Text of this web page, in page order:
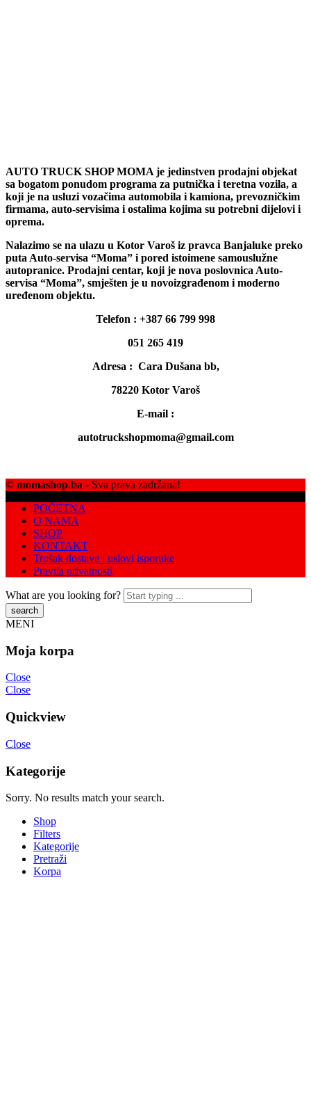
AUTO TRUCK SHOP MOMA je jedinstven prodajni objekat
sa bogatom ponudom programa za putnička i teretna vozila, a
koji je na usluzi vozačima automobila i kamiona, prevozničkim
firmama, auto-servisima i ostalima kojima su potrebni dijelovi i
oprema.
Nalazimo se na ulazu u Kotor Varoš iz pravca Banjaluke preko
puta Auto-servisa “Moma” i pored istoimene samouslužne
autopranice. Prodajni centar, koji je nova poslovnica Auto-
servisa “Moma”, smješten je u novoizgrađenom i moderno
uređenom objektu.
Telefon : +387 66 799 998
051 265 419
Adresa : Cara Dušana bb,
78220 Kotor Varoš
E-mail :
autotruckshopmoma@gmail.com
© momashop.ba - Sva prava zadržana!
POČETNA
O NAMA
SHOP
KONTAKT
Trošak dostave i uslovi isporuke
Pravila privatnosti
What are you looking for?
MENI
Moja korpa
Close
Close
Quickview
Close
Kategorije
Sorry. No results match your search.
Shop
Filters
Kategorije
Pretraži
Korpa